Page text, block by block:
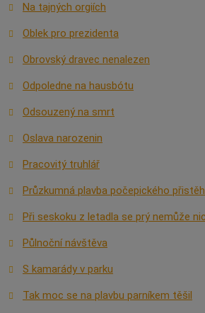
Na tajných orgiích
Oblek pro prezidenta
Obrovský dravec nenalezen
Odpoledne na hausbótu
Odsouzený na smrt
Oslava narozenin
Pracovitý truhlář
Průzkumná plavba počepického
Při seskoku z letadla se prý nemůže
Půlnoční návštěva
S kamarády v parku
Tak moc se na plavbu parníkem těšil